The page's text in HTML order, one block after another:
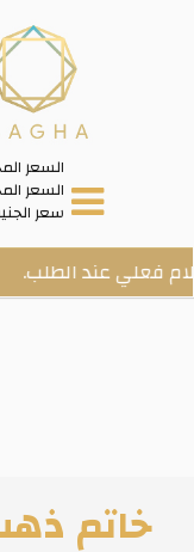
السعر
السعر
سعر الجنيه
فى